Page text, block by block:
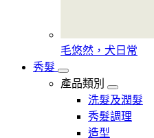
毛悠然，犬日常
秀髮
產品類別
洗髮及潤髮
秀髮調理
造型